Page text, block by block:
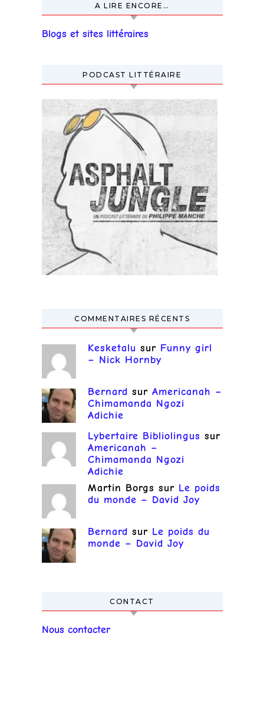
A LIRE ENCORE…
Blogs et sites littéraires
PODCAST LITTÉRAIRE
COMMENTAIRES RÉCENTS
Kesketalu sur Funny girl
– Nick Hornby
Bernard sur Americanah –
Chimamanda Ngozi
Adichie
Lybertaire Bibliolingus sur
Americanah –
Chimamanda Ngozi
Adichie
Martin Borgs sur Le poids
du monde – David Joy
Bernard sur Le poids du
monde – David Joy
CONTACT
Nous contacter